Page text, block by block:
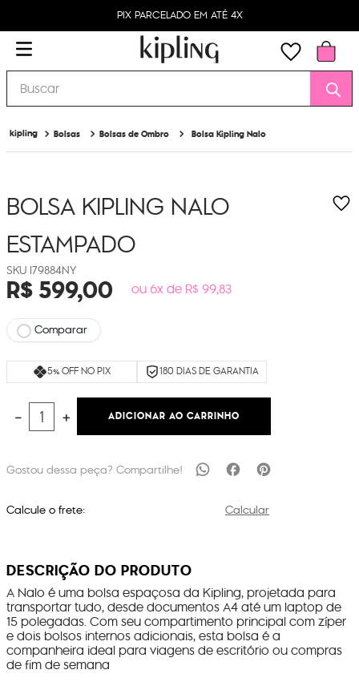
PIX PARCELADO EM ATÉ 4X
Buscar
Bolsas Bolsas de Ombro Bolsa Kipling Nalo
BOLSA KIPLING NALO
ESTAMPADO
I79884NY
R$599,00 ou 6x de R$ 99,83
Comparar
5% OFF NO PIX 180 DIAS DE GARANTIA
＋
－ ADICIONAR AO CARRINHO
Calcule o frete: Calcular
DESCRIÇÃO DO PRODUTO
A Nalo é uma bolsa espaçosa da Kipling, projetada para
transportar tudo, desde documentos A4 até um laptop de
15 polegadas. Com seu compartimento principal com zíper
e dois bolsos internos adicionais, esta bolsa é a
companheira ideal para viagens de escritório ou compras
de fim de semana